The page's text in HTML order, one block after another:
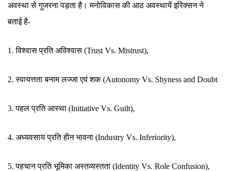
अवस्था से गुजरना पड़ता है। मनोविकास की आठ अवस्थायें इरिक्सन ने
बताई है-
1. विश्वास प्रति अविश्वास (Trust Vs. Mistrust),
2. स्वायत्तता बनाम लज्जा एवं शक (Autonomy Vs. Shyness and Doubt
3. पहल प्रति आस्था (Initiative Vs. Guilt),
4. अध्यवसाय प्रति हीन भावना (Industry Vs. Inferiority),
5. पहचान प्रति भूमिका अस्तव्यस्तता (Identity Vs. Role Confusion),